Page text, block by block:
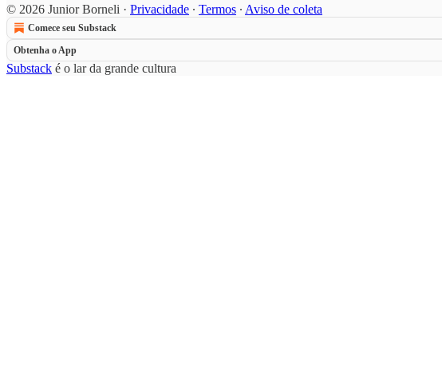
© 2026 Junior Borneli · Privacidade ∙ Termos ∙ Aviso de coleta
Comece seu Substack
Obtenha o App
Substack é o lar da grande cultura